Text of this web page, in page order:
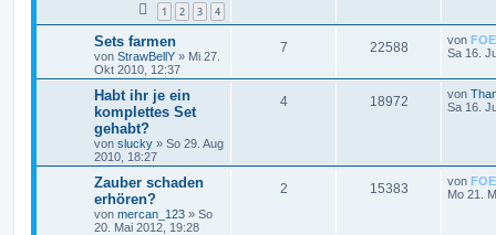
1 2 3 4
Sets farmen
von StrawBellY » Mi 27.
Okt 2010, 12:37
7 22588 von FOE
Sa 16.
Habt ihr je ein
komplettes Set
gehabt?
von slucky » So 29. Aug
2010, 18:27
4 18972 von
Sa 16.
Zauber schaden
erhören?
von mercan_123 » So
20. Mai 2012, 19:28
2 15383 von FOE
Mo 21.